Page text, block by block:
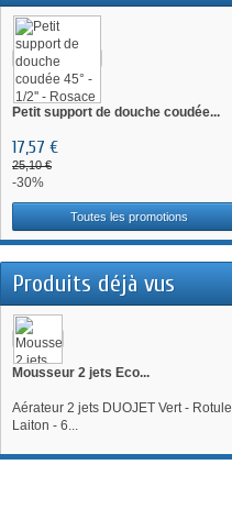
Petit support de douche coudée...
17,57 €
25,10 €
-30%
Toutes les promotions
Produits déjà vus
Mousseur 2 jets Eco...
Aérateur 2 jets DUOJET Vert - Rotule
Laiton - 6...